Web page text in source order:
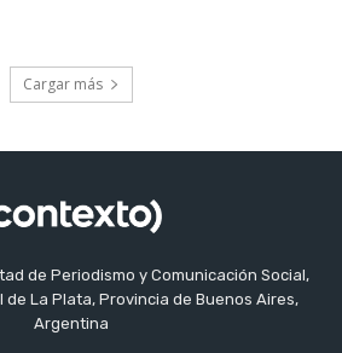
Cargar más
de Periodismo y Comunicación Social,
La Plata, Provincia de Buenos Aires,
Argentina